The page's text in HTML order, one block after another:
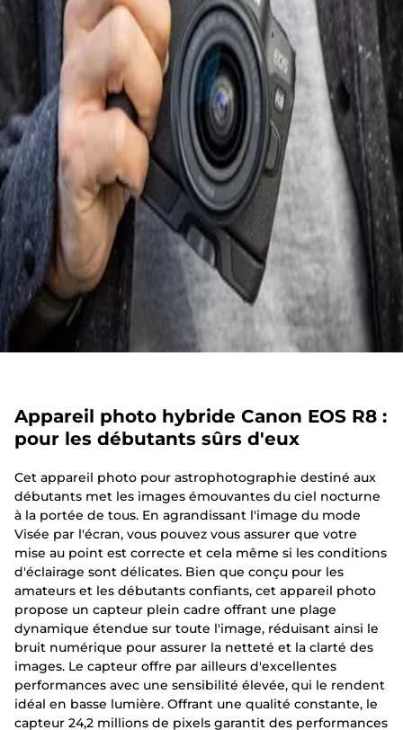
Appareil photo hybride Canon EOS R8 :
pour les débutants sûrs d'eux
Cet appareil photo pour astrophotographie destiné aux
débutants met les images émouvantes du ciel nocturne
à la portée de tous. En agrandissant l'image du mode
Visée par l'écran, vous pouvez vous assurer que votre
mise au point est correcte et cela même si les conditions
d'éclairage sont délicates. Bien que conçu pour les
amateurs et les débutants confiants, cet appareil photo
propose un capteur plein cadre offrant une plage
dynamique étendue sur toute l'image, réduisant ainsi le
bruit numérique pour assurer la netteté et la clarté des
images. Le capteur offre par ailleurs d'excellentes
performances avec une sensibilité élevée, qui le rendent
idéal en basse lumière. Offrant une qualité constante, le
capteur 24,2 millions de pixels garantit des performances